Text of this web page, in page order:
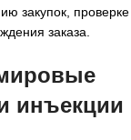
закупок, проверке
заказа.
инъекции